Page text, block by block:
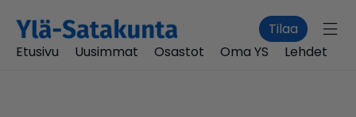
Tilaa
Etusivu
Uusimmat Osastot Oma YS Lehdet